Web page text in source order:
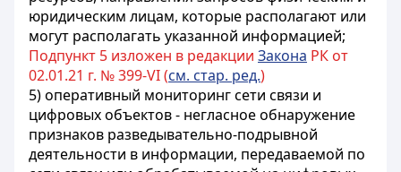
юридическим лицам, которые располагают или
могут располагать указанной информацией;
Подпункт 5 изложен в редакции Закона РК от
02.01.21 г. № 399-VI (см. стар. ред.)
5) оперативный мониторинг сети связи и
цифровых объектов - негласное обнаружение
признаков разведывательно-подрывной
деятельности в информации, передаваемой по